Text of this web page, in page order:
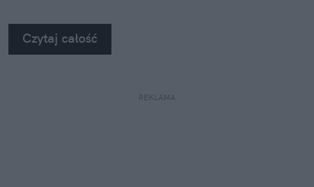
na własne oczy zobaczyć, jak profesjonaliści radzą
sobie z takimi uszkodzeniami.
Czytaj całość
REKLAMA